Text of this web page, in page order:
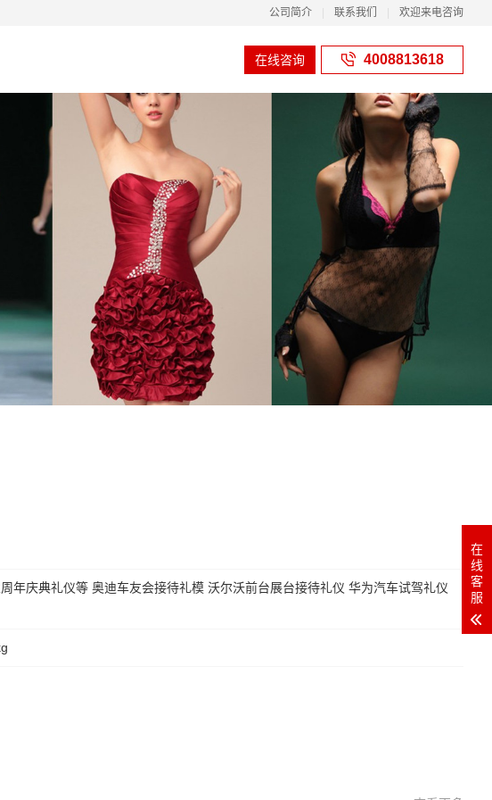
公司简介 联系我们 欢迎来电咨询
在线咨询 4008813618
年庆典礼仪等 奥迪车友会接待礼模 沃尔沃前台展台接待礼仪 华为汽车试驾礼仪
在
线
客
服